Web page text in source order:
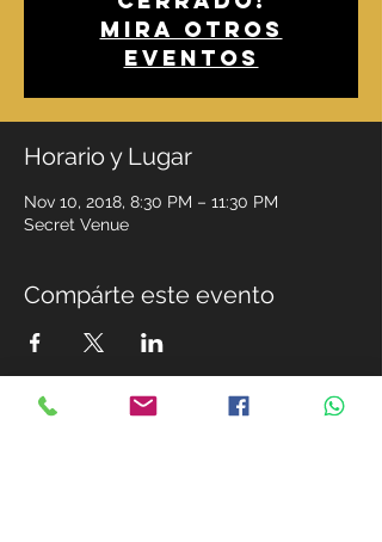
Mira otros
eventos
Horario y Lugar
Nov 10, 2018, 8:30 PM – 11:30 PM
Secret Venue
Compárte este evento